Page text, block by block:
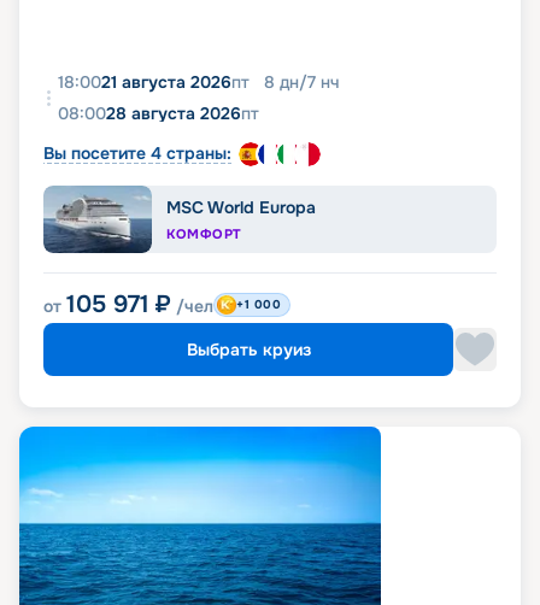
18:0021 августа 2026пт 8 дн/7 нч
08:0028 августа 2026пт
Вы посетите 4 страны:
MSC World Europa
КОМФОРТ
от 105 971 ₽ /чел +1 000
Выбрать круиз